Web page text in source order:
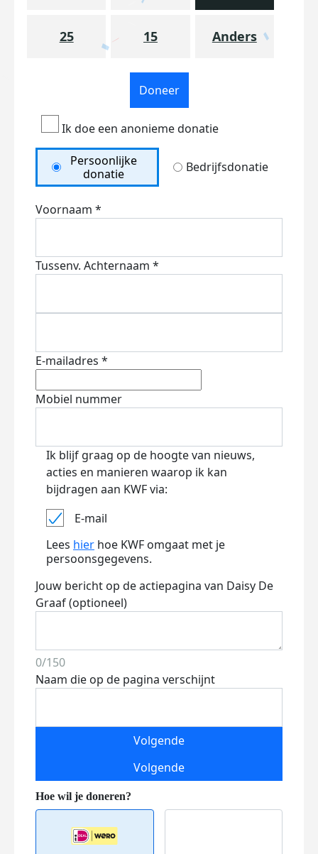
25 15 Anders
Doneer
Ik doe een anonieme donatie
Persoonlijke
donatie
Bedrijfsdonatie
Voornaam *
Tussenv. Achternaam *
E-mailadres *
Mobiel nummer
Ik blijf graag op de hoogte van nieuws,
acties en manieren waarop ik kan
bijdragen aan KWF via:
E-mail
Lees hier hoe KWF omgaat met je
persoonsgegevens.
Jouw bericht op de actiepagina van Daisy De
Graaf (optioneel)
0/150
Naam die op de pagina verschijnt
Volgende
Volgende